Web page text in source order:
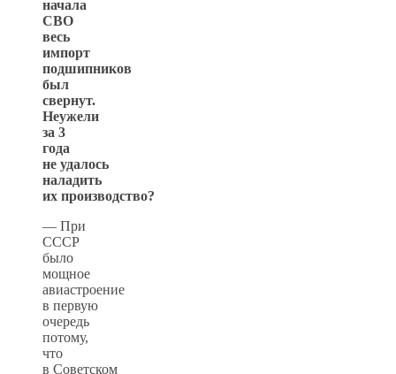
начала
СВО
весь
импорт
подшипников
был
свернут.
Неужели
за 3
года
не удалось
наладить
их производство?
— При
СССР
было
мощное
авиастроение
в первую
очередь
потому,
что
в Советском